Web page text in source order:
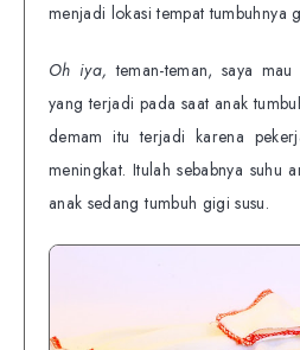
menjadi lokasi tempat tumbuhnya
Oh iya, teman-teman, saya mau
yang terjadi pada saat anak
demam itu terjadi karena
meningkat. Itulah sebabnya suhu
anak sedang tumbuh gigi susu.